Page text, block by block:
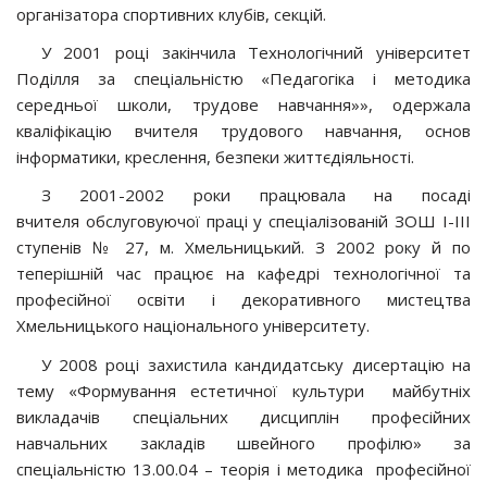
організатора спортивних клубів, секцій.
У 2001 році закінчила Технологічний університет
Поділля за спеціальністю «Педагогіка і методика
середньої школи, трудове навчання»», одержала
кваліфікацію вчителя трудового навчання, основ
інформатики, креслення, безпеки життєдіяльності.
З 2001-2002 роки працювала на посаді
вчителя обслуговуючої праці у спеціалізованій ЗОШ І-ІІІ
ступенів № 27, м. Хмельницький. З 2002 року й по
теперішній час працює на кафедрі технологічної та
професійної освіти і декоративного мистецтва
Хмельницького національного університету.
У 2008 році захистила кандидатську дисертацію на
тему «Формування естетичної культури майбутніх
викладачів спеціальних дисциплін професійних
навчальних закладів швейного профілю» за
спеціальністю 13.00.04 – теорія і методика професійної